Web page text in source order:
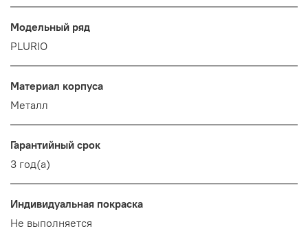
Модельный ряд
PLURIO
Материал корпуса
Металл
Гарантийный срок
3 год(а)
Индивидуальная покраска
Не выполняется